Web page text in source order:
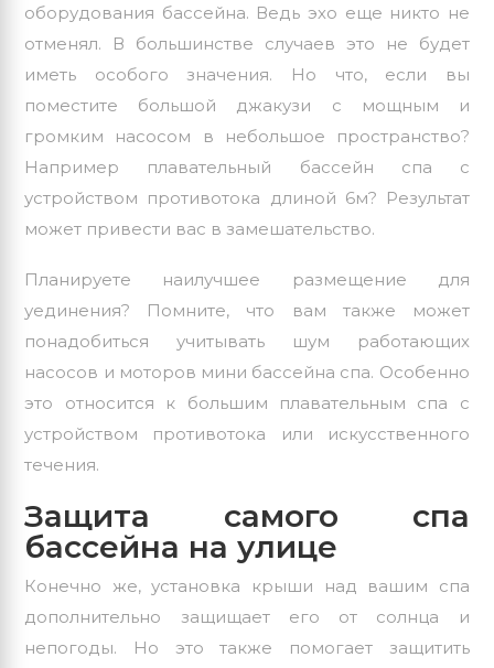
оборудования бассейна. Ведь эхо еще никто не
отменял. В большинстве случаев это не будет
иметь особого значения. Но что, если вы
поместите большой джакузи с мощным и
громким насосом в небольшое пространство?
Например плавательный бассейн спа с
устройством противотока длиной 6м? Результат
может привести вас в замешательство.
Планируете наилучшее размещение для
уединения? Помните, что вам также может
понадобиться учитывать шум работающих
насосов и моторов мини бассейна спа. Особенно
это относится к большим плавательным спа с
устройством противотока или искусственного
течения.
Защита самого спа
бассейна на улице
Конечно же, установка крыши над вашим спа
дополнительно защищает его от солнца и
непогоды. Но это также помогает защитить